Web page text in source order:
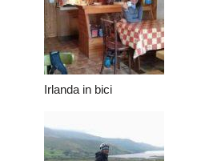
Irlanda in bici